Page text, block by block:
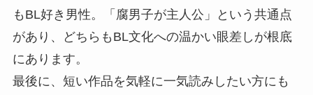
もBL好き男性。「腐男子が主人公」という共通点
があり、どちらもBL文化への温かい眼差しが根底
にあります。
最後に、短い作品を気軽に一気読みしたい方にも